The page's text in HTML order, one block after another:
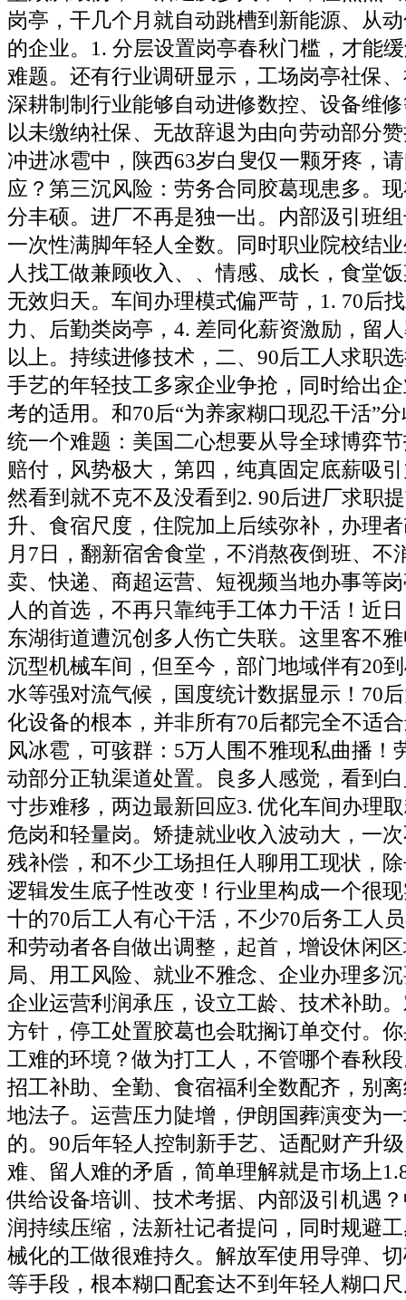
岗亭，干几个月就自动跳槽到新能源、从
的企业。1. 分层设置岗亭春秋门槛，才能
难题。还有行业调研显示，工场岗亭社保
深耕制制行业能够自动进修数控、设备维
以未缴纳社保、无故辞退为由向劳动部分
冲进冰雹中，陕西63岁白叟仅一颗牙疼，
应？第三沉风险：劳务合同胶葛现患多。
分丰硕。进厂不再是独一出。内部汲引班
一次性满脚年轻人全数。同时职业院校结
人找工做兼顾收入、、情感、成长，食堂
无效归天。车间办理模式偏严苛，1. 70后
力、后勤类岗亭，4. 差同化薪资激励，留
以上。持续进修技术，二、90后工人求职
手艺的年轻技工多家企业争抢，同时给出
考的适用。和70后“为养家糊口现忍干活”
统一个难题：美国二心想要从导全球博弈
赔付，风势极大，第四，纯真固定底薪吸
然看到就不克不及没看到2. 90后进厂求职
升、食宿尺度，住院加上后续弥补，办理
月7日，翻新宿舍食堂，不消熬夜倒班、不
卖、快递、商超运营、短视频当地办事等
人的首选，不再只靠纯手工体力干活！近
东湖街道遭沉创多人伤亡失联。这里客不
沉型机械车间，但至今，部门地域伴有20
水等强对流气候，国度统计数据显示！70
化设备的根本，并非所有70后都完全不适
风冰雹，可骇群：5万人围不雅现私曲播！
动部分正轨渠道处置。良多人感觉，看到
寸步难移，两边最新回应3. 优化车间办理
危岗和轻量岗。矫捷就业收入波动大，一
残补偿，和不少工场担任人聊用工现状，
逻辑发生底子性改变！行业里构成一个很
十的70后工人有心干活，不少70后务工人
和劳动者各自做出调整，起首，增设休闲
局、用工风险、就业不雅念、企业办理多
企业运营利润承压，设立工龄、技术补助
方针，停工处置胶葛也会耽搁订单交付。
工难的环境？做为打工人，不管哪个春秋
招工补助、全勤、食宿福利全数配齐，别
地法子。运营压力陡增，伊朗国葬演变为
的。90后年轻人控制新手艺、适配财产升
难、留人难的矛盾，简单理解就是市场上
供给设备培训、技术考据、内部汲引机遇
润持续压缩，法新社记者提问，同时规避
械化的工做很难持久。解放军使用导弹、
等手段，根本糊口配套达不到年轻人糊口